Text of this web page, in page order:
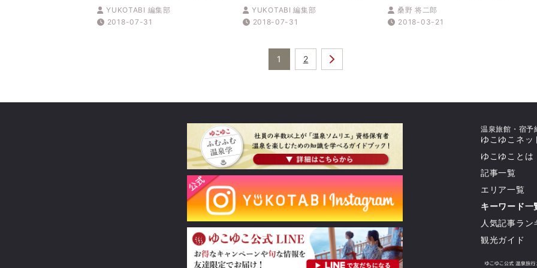
や芸鼓の舞を堪能！
YUKOTABI 編集部
2018-07-31
YUKOTABI 編集部
2018-07-31
泉・有馬の「最新＆定番」は
こちらから!
桑野 将二郎
2018-03-21
1 2
温泉旅館・宿予
ゆこゆこネッ
ゆこゆことは
記事一覧
エリア一覧
キーワード一
人気記事ラン
観光ガイド